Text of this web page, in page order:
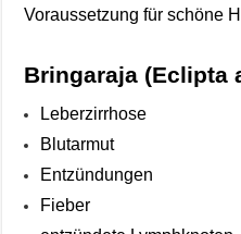
Voraussetzung für schöne
Bringaraja (Eclipta
Leberzirrhose
Blutarmut
Entzündungen
Fieber